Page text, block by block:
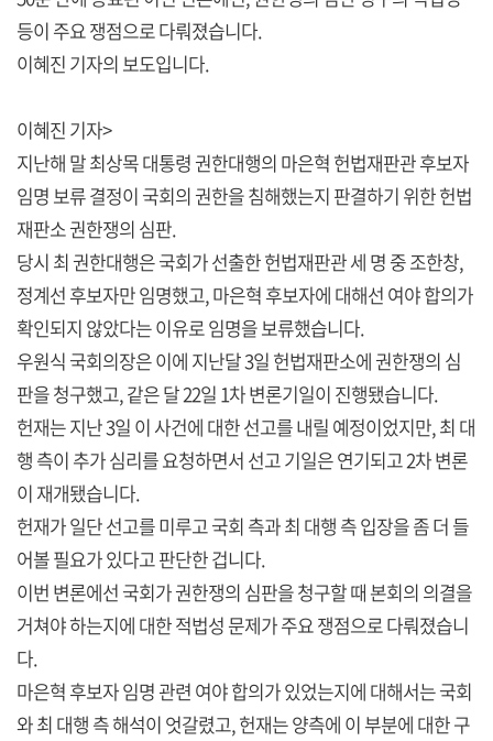
등이 주요 쟁점으로 다뤄졌습니다.
이혜진 기자의 보도입니다.
이혜진 기자>
지난해 말 최상목 대통령 권한대행의 마은혁 헌법재판관 후보자
임명 보류 결정이 국회의 권한을 침해했는지 판결하기 위한 헌법
재판소 권한쟁의 심판.
당시 최 권한대행은 국회가 선출한 헌법재판관 세 명 중 조한창,
정계선 후보자만 임명했고, 마은혁 후보자에 대해선 여야 합의가
확인되지 않았다는 이유로 임명을 보류했습니다.
우원식 국회의장은 이에 지난달 3일 헌법재판소에 권한쟁의 심
판을 청구했고, 같은 달 22일 1차 변론기일이 진행됐습니다.
헌재는 지난 3일 이 사건에 대한 선고를 내릴 예정이었지만, 최 대
행 측이 추가 심리를 요청하면서 선고 기일은 연기되고 2차 변론
이 재개됐습니다.
헌재가 일단 선고를 미루고 국회 측과 최 대행 측 입장을 좀 더 들
어볼 필요가 있다고 판단한 겁니다.
이번 변론에선 국회가 권한쟁의 심판을 청구할 때 본회의 의결을
거쳐야 하는지에 대한 적법성 문제가 주요 쟁점으로 다뤄졌습니
다.
마은혁 후보자 임명 관련 여야 합의가 있었는지에 대해서는 국회
와 최 대행 측 해석이 엇갈렸고, 헌재는 양측에 이 부분에 대한 구